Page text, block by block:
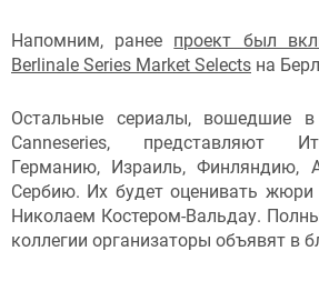
Напомним, ранее проект был
Berlinale Series Market Selects на
Остальные сериалы, вошедшие в
Canneseries, представляют
Германию, Израиль, Финляндию,
Сербию. Их будет оценивать жюри
Николаем Костером-Вальдау.
коллегии организаторы объявят в